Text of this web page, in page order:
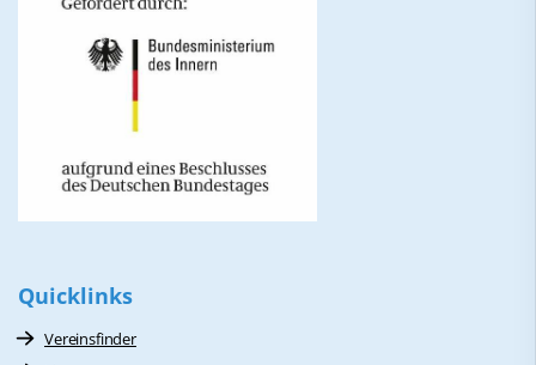
Quicklinks
Vereinsfinder